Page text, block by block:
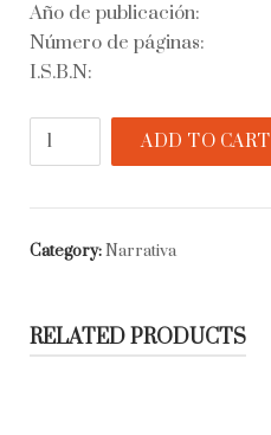
Año de publicación:
Número de páginas:
I.S.B.N:
quantity
ADD TO CART
Category:Narrativa
RELATED PRODUCTS